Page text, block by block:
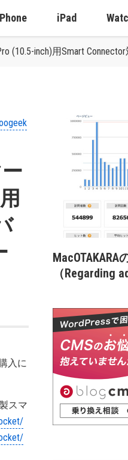
iPad
(10.5-inch)用Smart
入に
スマ
（Regarding